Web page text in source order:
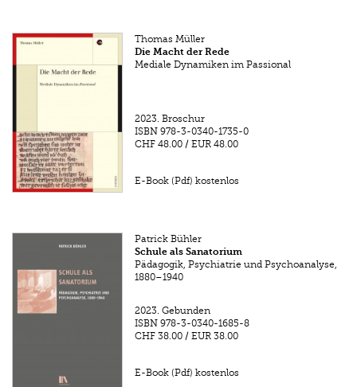
Thomas Müller
Die Macht der Rede
Mediale Dynamiken im Passional
2023. Broschur
ISBN 978-3-0340-1735-0
CHF 48.00 /EUR 48.00
E-Book (Pdf) kostenlos
Patrick Bühler
Schule als Sanatorium
Pädagogik, Psychiatrie und Psychoanalyse,
1880–1940
2023. Gebunden
ISBN 978-3-0340-1685-8
CHF 38.00 /EUR 38.00
E-Book (Pdf) kostenlos